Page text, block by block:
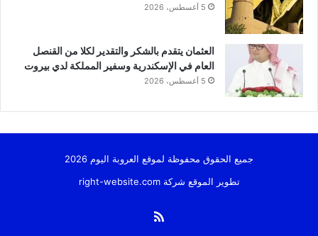
5 أغسطس، 2026
العثمان يتقدم بالشكر والتقدير لكلا من القنصل
العام في الإسكندرية وسفير المملكة لدي بيروت
5 أغسطس، 2026
جميع الحقوق محفوظة لموقع العروبة اليوم 2026
تطوير الموقع شركةright-website.com
ملخص